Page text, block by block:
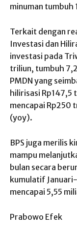
minuman tumbuh
Terkait dengan
Investasi dan
investasi pada
triliun, tumbuh
PMDN yang
hilirisasi Rp147,5
mencapai Rp250
(yoy).
BPS juga merilis
mampu
bulan secara
kumulatif
mencapai 5,55
Prabowo Efek